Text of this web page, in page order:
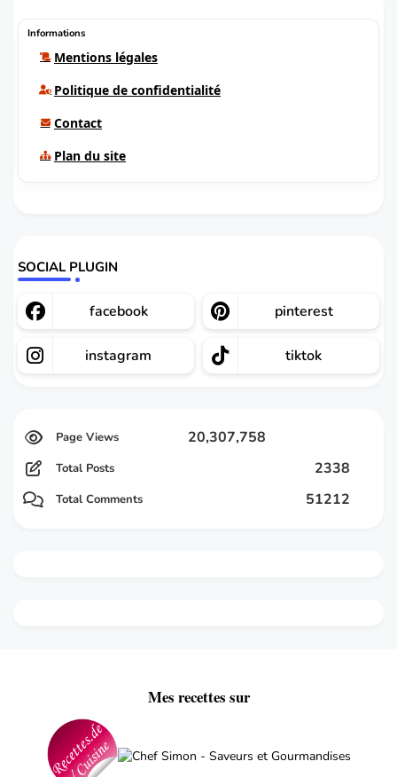
Informations
Mentions légales
Politique de confidentialité
Contact
Plan du site
SOCIAL PLUGIN
facebook pinterest
instagram tiktok
20,307,758
Total Posts 2338
Total Comments 51212
Mes recettes sur